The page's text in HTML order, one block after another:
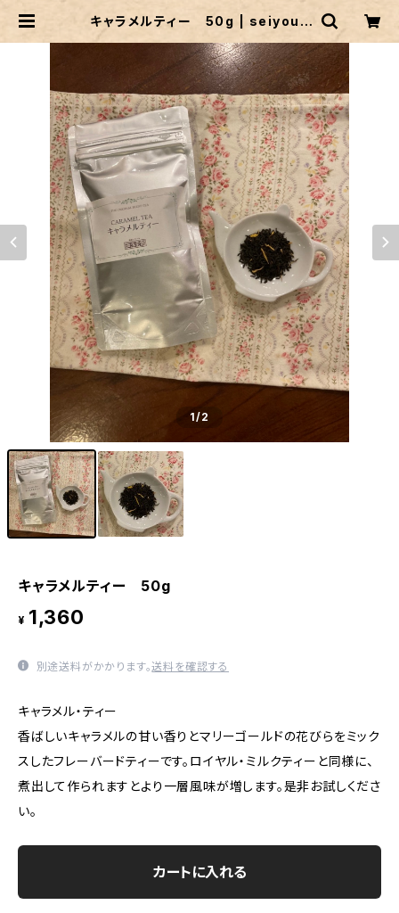
キャラメルティー 50g | seiyous
1/2
キャラメルティー 50g
¥ 1,360
別途送料がかかります。送料を確認する
キャラメル・ティー
香ばしいキャラメルの甘い香りとマリーゴールドの花びらをミック
スしたフレーバードティーです。ロイヤル・ミルクティーと同様に、
煮出して作られますとより一層風味が増します。是非お試しくださ
い。
カートに入れる